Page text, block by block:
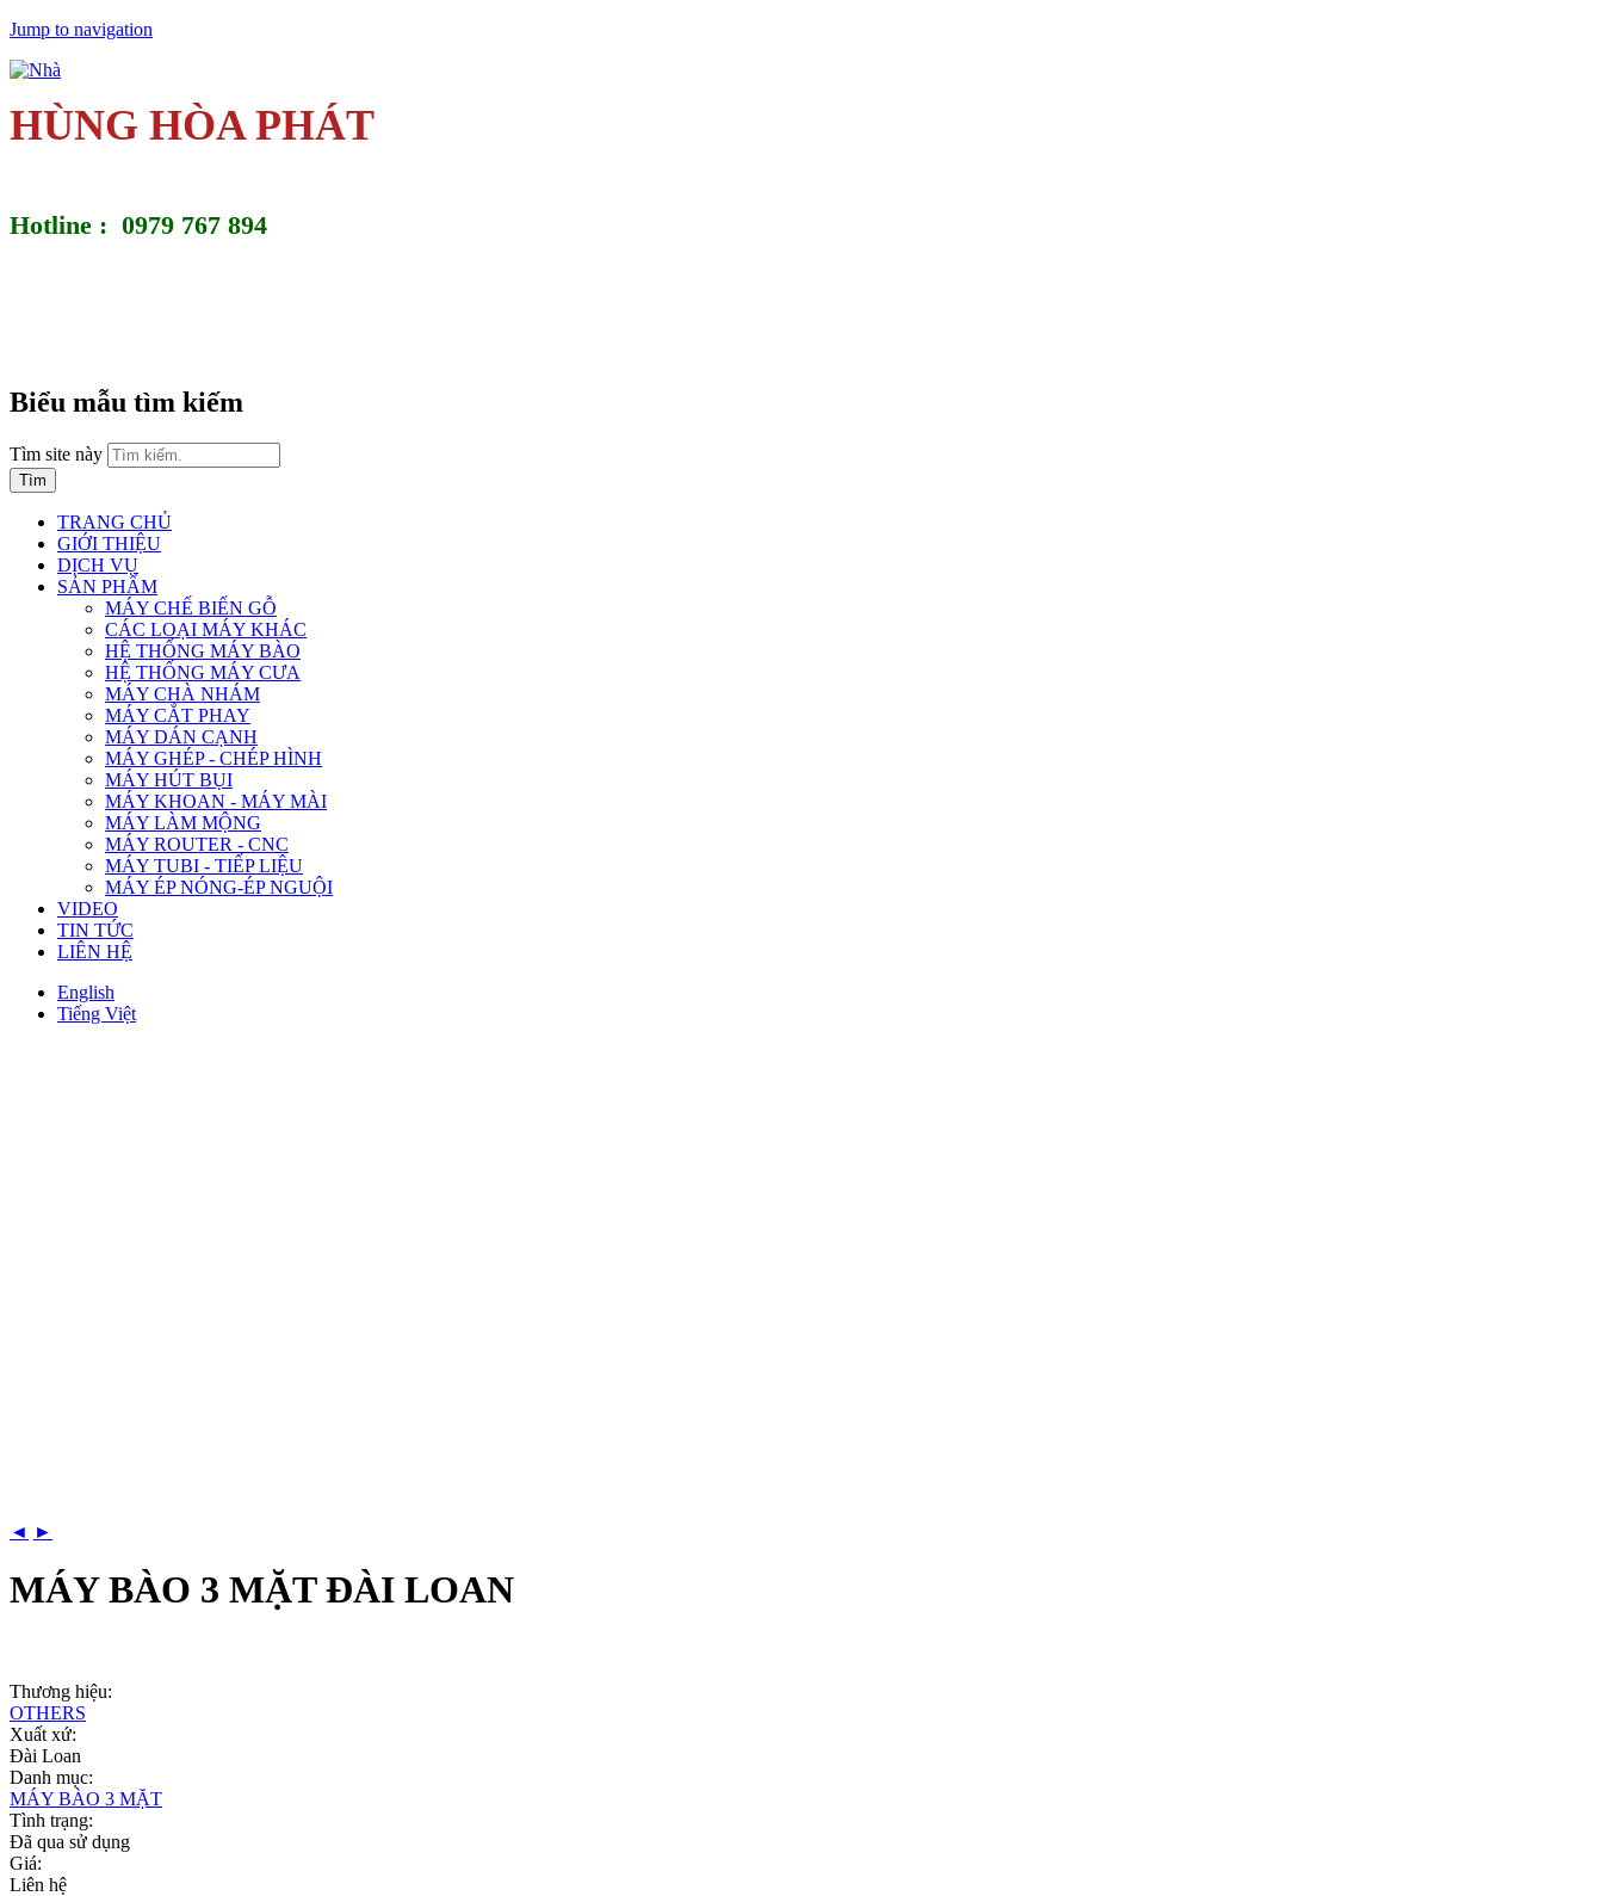
Jump to navigation
HÙNG HÒA PHÁT
Hotline : 0979 767 894
Biểu mẫu tìm kiếm
Tìm site này
TRANG CHỦ
GIỚI THIỆU
DỊCH VỤ
SẢN PHẨM
MÁY CHẾ BIẾN GỖ
CÁC LOẠI MÁY KHÁC
HỆ THỐNG MÁY BÀO
HỆ THỐNG MÁY CƯA
MÁY CHÀ NHÁM
MÁY CẮT PHAY
MÁY DÁN CẠNH
MÁY GHÉP - CHÉP HÌNH
MÁY HÚT BỤI
MÁY KHOAN - MÁY MÀI
MÁY LÀM MỘNG
MÁY ROUTER - CNC
MÁY TUBI - TIẾP LIỆU
MÁY ÉP NÓNG-ÉP NGUỘI
VIDEO
TIN TỨC
LIÊN HỆ
English
Tiếng Việt
◄ ►
MÁY BÀO 3 MẶT ĐÀI LOAN
Thương hiệu:
OTHERS
Xuất xứ:
Đài Loan
Danh mục:
MÁY BÀO 3 MẶT
Tình trạng:
Đã qua sử dụng
Giá:
Liên hệ